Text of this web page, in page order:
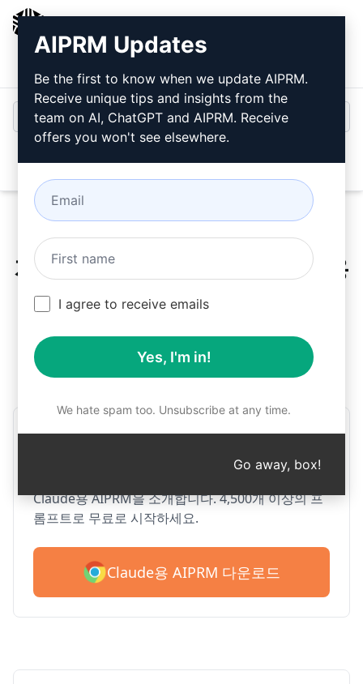
로그인
지금클라우드 프롬프트
를 사용
해 보세요.
1단계 : AIPRM 무료 다운로드
구글 크롬용 AIPRM 클로드
Claude용 AIPRM을 소개합니다. 4,500개 이상의 프
롬프트로 무료로 시작하세요.
Claude용 AIPRM 다운로드
AIPRM Updates
Be the first to know when we update AIPRM.
Receive unique tips and insights from the
team on AI, ChatGPT and AIPRM. Receive
offers you won't see elsewhere.
I agree to receive emails
Yes, I'm in!
We hate spam too. Unsubscribe at any time.
Go away, box!